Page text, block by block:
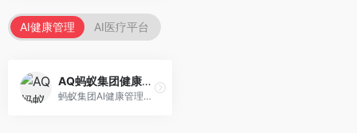
AI健康管理 AI医疗平台
AQ蚂蚁集团健康管家
蚂蚁集团AI健康管理服务，专注于个人健康监测。面向个人用户，提供健康评估、慢病管理、健康建议等服务，健康管理便捷。